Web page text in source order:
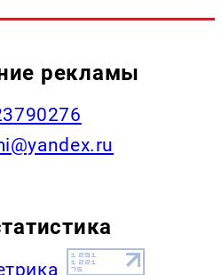
рекламы